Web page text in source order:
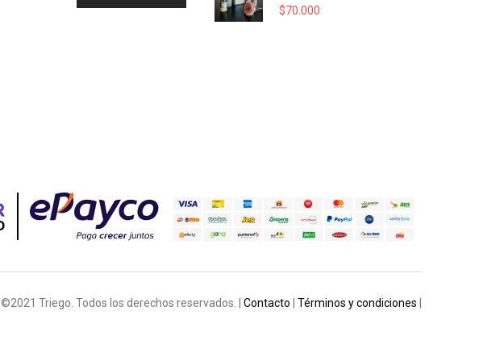
$70.000
©2021 Triego. Todos los derechos reservados. | Contacto Términos y condiciones